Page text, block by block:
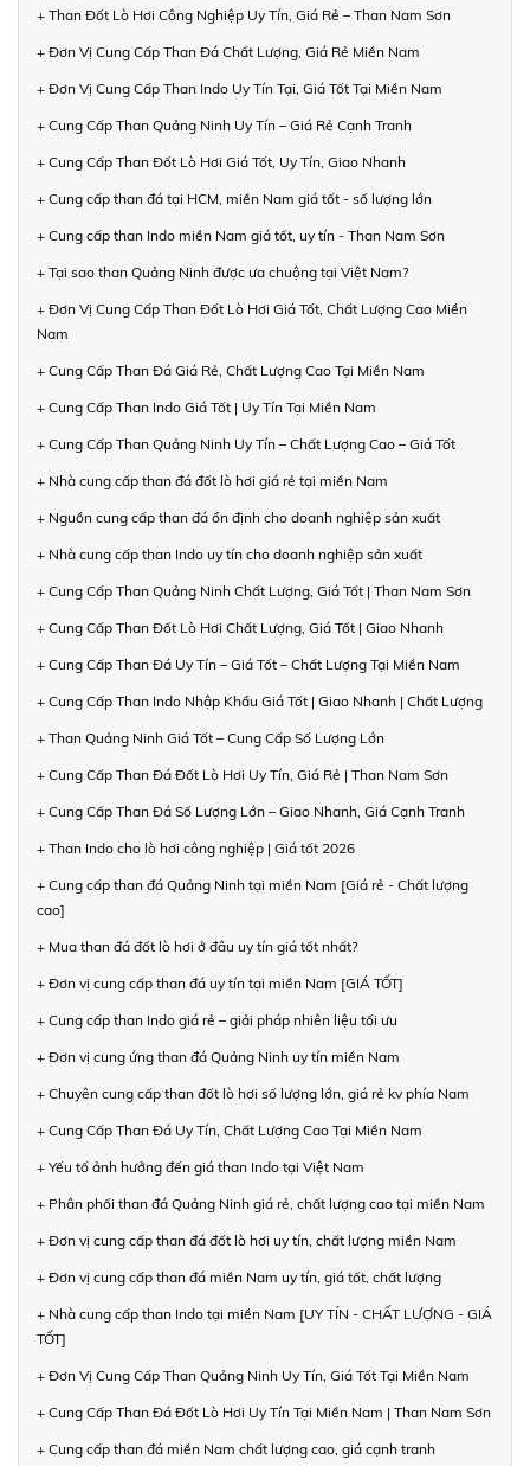
+ Than Đốt Lò Hơi Công Nghiệp Uy Tín, Giá Rẻ – Than Nam Sơn
+ Đơn Vị Cung Cấp Than Đá Chất Lượng, Giá Rẻ Miền Nam
+ Đơn Vị Cung Cấp Than Indo Uy Tín Tại, Giá Tốt Tại Miền Nam
+ Cung Cấp Than Quảng Ninh Uy Tín – Giá Rẻ Cạnh Tranh
+ Cung Cấp Than Đốt Lò Hơi Giá Tốt, Uy Tín, Giao Nhanh
+ Cung cấp than đá tại HCM, miền Nam giá tốt - số lượng lớn
+ Cung cấp than Indo miền Nam giá tốt, uy tín - Than Nam Sơn
+ Tại sao than Quảng Ninh được ưa chuộng tại Việt Nam?
+ Đơn Vị Cung Cấp Than Đốt Lò Hơi Giá Tốt, Chất Lượng Cao Miền
Nam
+ Cung Cấp Than Đá Giá Rẻ, Chất Lượng Cao Tại Miền Nam
+ Cung Cấp Than Indo Giá Tốt | Uy Tín Tại Miền Nam
+ Cung Cấp Than Quảng Ninh Uy Tín – Chất Lượng Cao – Giá Tốt
+ Nhà cung cấp than đá đốt lò hơi giá rẻ tại miền Nam
+ Nguồn cung cấp than đá ổn định cho doanh nghiệp sản xuất
+ Nhà cung cấp than Indo uy tín cho doanh nghiệp sản xuất
+ Cung Cấp Than Quảng Ninh Chất Lượng, Giá Tốt | Than Nam Sơn
+ Cung Cấp Than Đốt Lò Hơi Chất Lượng, Giá Tốt | Giao Nhanh
+ Cung Cấp Than Đá Uy Tín – Giá Tốt – Chất Lượng Tại Miền Nam
+ Cung Cấp Than Indo Nhập Khẩu Giá Tốt | Giao Nhanh | Chất Lượng
+ Than Quảng Ninh Giá Tốt – Cung Cấp Số Lượng Lớn
+ Cung Cấp Than Đá Đốt Lò Hơi Uy Tín, Giá Rẻ | Than Nam Sơn
+ Cung Cấp Than Đá Số Lượng Lớn – Giao Nhanh, Giá Cạnh Tranh
+ Than Indo cho lò hơi công nghiệp | Giá tốt 2026
+ Cung cấp than đá Quảng Ninh tại miền Nam [Giá rẻ - Chất lượng
cao]
+ Mua than đá đốt lò hơi ở đâu uy tín giá tốt nhất?
+ Đơn vị cung cấp than đá uy tín tại miền Nam [GIÁ TỐT]
+ Cung cấp than Indo giá rẻ – giải pháp nhiên liệu tối ưu
+ Đơn vị cung ứng than đá Quảng Ninh uy tín miền Nam
+ Chuyên cung cấp than đốt lò hơi số lượng lớn, giá rẻ kv phía Nam
+ Cung Cấp Than Đá Uy Tín, Chất Lượng Cao Tại Miền Nam
+ Yếu tố ảnh hưởng đến giá than Indo tại Việt Nam
+ Phân phối than đá Quảng Ninh giá rẻ, chất lượng cao tại miền Nam
+ Đơn vị cung cấp than đá đốt lò hơi uy tín, chất lượng miền Nam
+ Đơn vị cung cấp than đá miền Nam uy tín, giá tốt, chất lượng
+ Nhà cung cấp than Indo tại miền Nam [UY TÍN - CHẤT LƯỢNG - GIÁ
TỐT]
+ Đơn Vị Cung Cấp Than Quảng Ninh Uy Tín, Giá Tốt Tại Miền Nam
+ Cung Cấp Than Đá Đốt Lò Hơi Uy Tín Tại Miền Nam | Than Nam Sơn
+ Cung cấp than đá miền Nam chất lượng cao, giá cạnh tranh